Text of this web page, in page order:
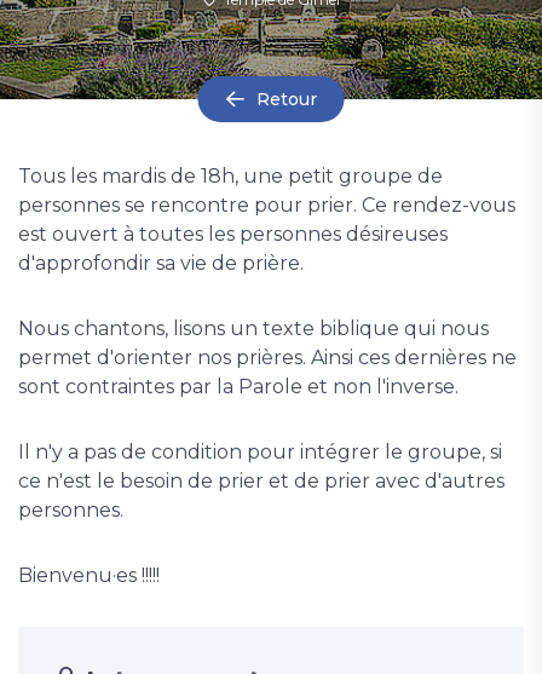
Retour
Tous les mardis de 18h, une petit groupe de
personnes se rencontre pour prier. Ce rendez-vous
est ouvert à toutes les personnes désireuses
d'approfondir sa vie de prière.
Nous chantons, lisons un texte biblique qui nous
permet d'orienter nos prières. Ainsi ces dernières ne
sont contraintes par la Parole et non l'inverse.
Il n'y a pas de condition pour intégrer le groupe, si
ce n'est le besoin de prier et de prier avec d'autres
personnes.
Bienvenu·es !!!!!